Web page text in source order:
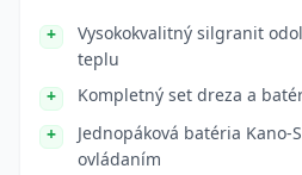
Vysokokvalitný silgranit
teplu
Kompletný set dreza a
Jednopáková batéria Kano-
ovládaním